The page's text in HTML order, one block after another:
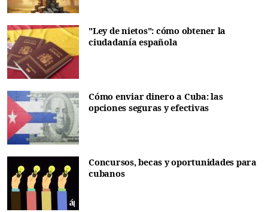
"Ley de nietos": cómo obtener la
ciudadanía española
Cómo enviar dinero a Cuba: las
opciones seguras y efectivas
Concursos, becas y oportunidades para
cubanos